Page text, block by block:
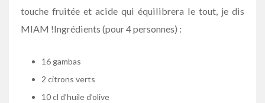
touche fruitée et acide qui équilibrera le tout, je dis
MIAM !Ingrédients (pour 4 personnes) :
16 gambas
2 citrons verts
10 cl d’huile d’olive